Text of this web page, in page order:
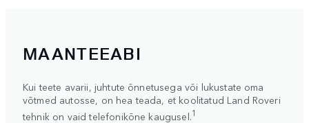
MAANTEEABI
Kui teete avarii, juhtute õnnetusega või lukustate oma
võtmed autosse, on hea teada, et koolitatud Land Roveri
tehnik on vaid telefonikõne kaugusel.1